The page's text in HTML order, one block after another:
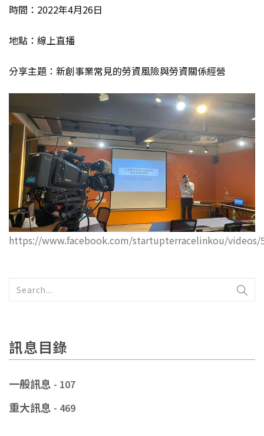
時間：2022年4月26日
地點：線上直播
分享主題：新創事業常見的勞資風險與勞資關係經營
https://www.facebook.com/startupterracelinkou/videos/
訊息目錄
一般訊息 - 107
重大訊息 - 469